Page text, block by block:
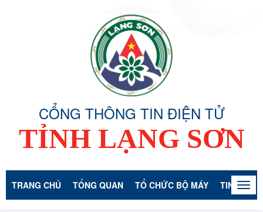
CỔNG THÔNG TIN ĐIỆN TỬ
TỈNH LẠNG SƠN
TRANG CHỦ TỔNG QUAN TỔ CHỨC BỘ MÁY TIN TỨC -